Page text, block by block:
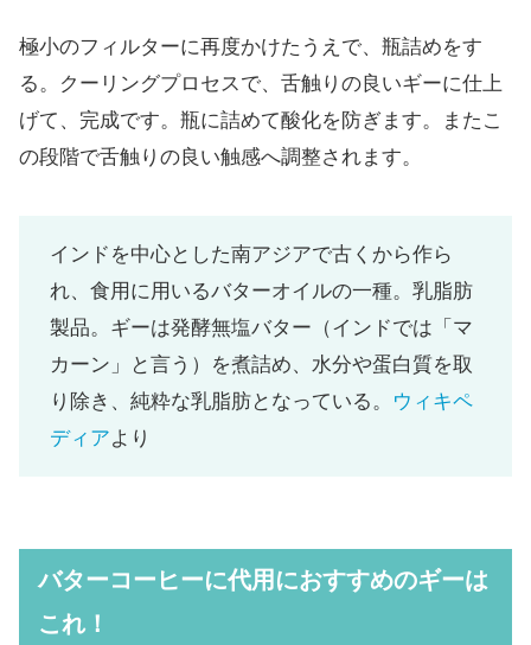
極小のフィルターに再度かけたうえで、瓶詰めをす
る。クーリングプロセスで、舌触りの良いギーに仕上
げて、完成です。瓶に詰めて酸化を防ぎます。またこ
の段階で舌触りの良い触感へ調整されます。
インドを中心とした南アジアで古くから作ら
れ、食用に用いるバターオイルの一種。乳脂肪
製品。ギーは発酵無塩バター（インドでは「マ
カーン」と言う）を煮詰め、水分や蛋白質を取
り除き、純粋な乳脂肪となっている。
ウィキペ
ディアより
バターコーヒーに代用におすすめのギーは
これ！